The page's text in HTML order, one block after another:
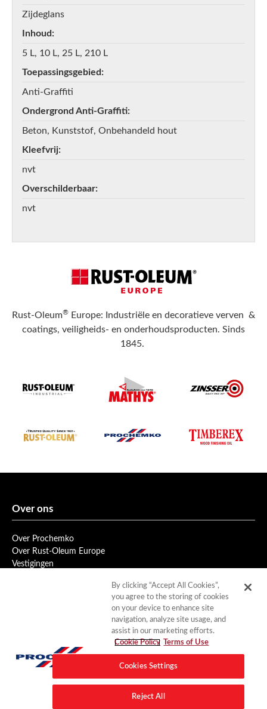
Zijdeglans
Inhoud
5 L, 10 L, 25 L, 210 L
Toepassingsgebied
Anti-Graffiti
Ondergrond Anti-Graffiti
Beton, Kunststof, Onbehandeld hout
Kleefvrij
nvt
Overschilderbaar
nvt
Rust-Oleum® Europe: Industriële en decoratieve verven &
coatings, veiligheids- en onderhoudsproducten. Sinds
1845.
Over ons
Over Prochemko
Over Rust-Oleum Europe
Vestigingen
Service en advies
Opleidingsprogramma
By clicking “Accept All Cookies”,
you agree to the storing of cookies
on your device to enhance site
navigation, analyze site usage, and
assist in our marketing efforts.
Cookie Policy Terms of Use
Cookies Settings
Reject All